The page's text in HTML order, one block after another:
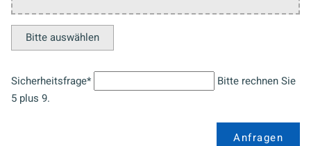
Bitte auswählen
Sicherheitsfrage*
Bitte rechnen Sie
5 plus 9.
Anfragen